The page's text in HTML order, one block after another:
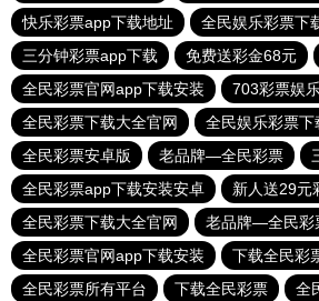
快乐彩票app下载地址
全民娱乐彩票下
三分钟彩票app下载
免费送彩金68元
全民彩票官网app下载安装
703彩票娱
全民彩票下载大全官网
全民娱乐彩票下
全民彩票安卓版
老品牌—全民彩票
全民彩票app下载安装安卓
新人送29元
全民彩票下载大全官网
老品牌—全民彩
全民彩票官网app下载安装
下载全民彩
全民彩票所有平台
下载全民彩票 全